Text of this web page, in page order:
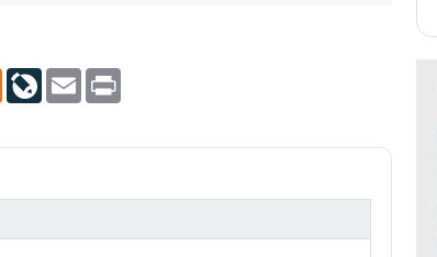
Odnoklassniki
LiveJournal
Email